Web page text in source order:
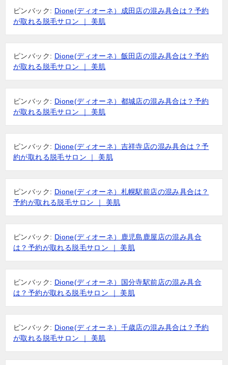
ピンバック: Dione(ディオーネ）成田店の混み具合は？予約
が取れる脱毛サロン ｜ 美肌
ピンバック: Dione(ディオーネ）飯田店の混み具合は？予約
が取れる脱毛サロン ｜ 美肌
ピンバック: Dione(ディオーネ）都城店の混み具合は？予約
が取れる脱毛サロン ｜ 美肌
ピンバック: Dione(ディオーネ）吉祥寺店の混み具合は？予
約が取れる脱毛サロン ｜ 美肌
ピンバック: Dione(ディオーネ）札幌駅前店の混み具合は？
予約が取れる脱毛サロン ｜ 美肌
ピンバック: Dione(ディオーネ）鹿児島鹿屋店の混み具合
は？予約が取れる脱毛サロン ｜ 美肌
ピンバック: Dione(ディオーネ）国分寺駅前店の混み具合
は？予約が取れる脱毛サロン ｜ 美肌
ピンバック: Dione(ディオーネ）千歳店の混み具合は？予約
が取れる脱毛サロン ｜ 美肌